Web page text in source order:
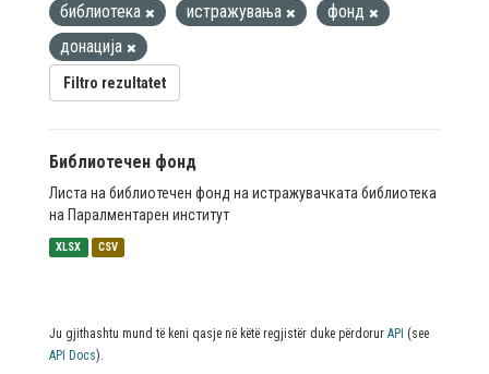
библиотека
истражувања
фонд
донација
Filtro rezultatet
Библиотечен фонд
Листа на библиотечен фонд на истражувачката библиотека
на Паралментарен институт
XLSX CSV
Ju gjithashtu mund të keni qasje në këtë regjistër duke përdorur API (see
API Docs).